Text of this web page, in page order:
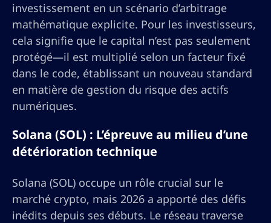
investissement en un scénario d’arbitrage
mathématique explicite. Pour les investisseurs,
cela signifie que le capital n’est pas seulement
protégé—il est multiplié selon un facteur fixé
dans le code, établissant un nouveau standard
en matière de gestion du risque des actifs
numériques.
Solana (SOL) : L’épreuve au milieu d’une
détérioration technique
Solana (SOL) occupe un rôle crucial sur le
marché crypto, mais 2026 a apporté des défis
inédits depuis ses débuts. Le réseau traverse